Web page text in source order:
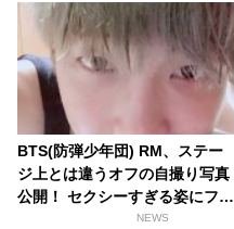
BTS(防弾少年団) RM、ステー
ジ上とは違うオフの自撮り写真
公開！ セクシーすぎる姿にファ
NEWS